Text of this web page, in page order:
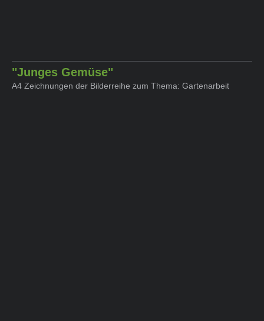
"Junges Gemüse"
A4 Zeichnungen der Bilderreihe zum Thema: Gartenarbeit